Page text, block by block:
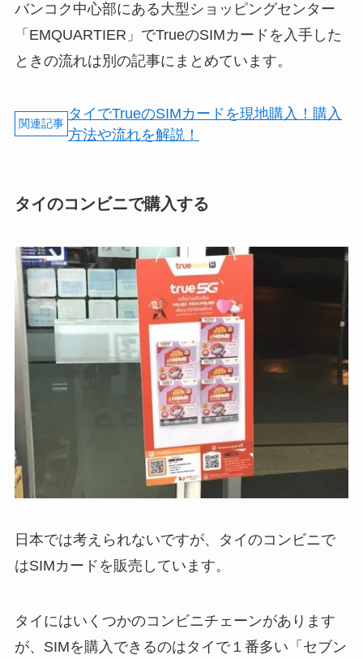
バンコク中心部にある大型ショッピングセンター
「EMQUARTIER」でTrueのSIMカードを入手した
ときの流れは別の記事にまとめています。
タイでTrueのSIMカードを現地購入！購入
方法や流れを解説！
タイのコンビニで購入する
日本では考えられないですが、タイのコンビニで
はSIMカードを販売しています。
タイにはいくつかのコンビニチェーンがあります
が、SIMを購入できるのはタイで１番多い「セブン